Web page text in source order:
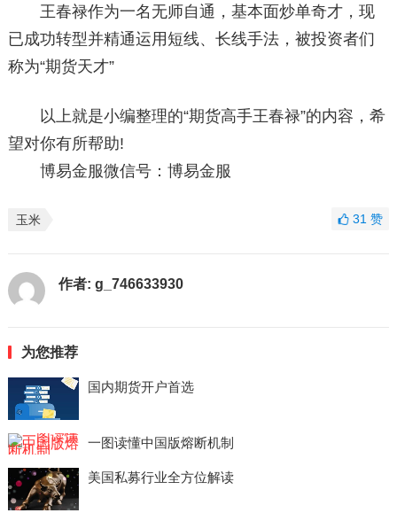
王春禄作为一名无师自通，基本面炒单奇才，现
已成功转型并精通运用短线、长线手法，被投资者们
称为“期货天才”
以上就是小编整理的“期货高手王春禄”的内容，希
望对你有所帮助!
博易金服微信号：博易金服
玉米 31赞
作者: g_746633930
为您推荐
国内期货开户首选
一图读懂中国版熔断机制
美国私募行业全方位解读